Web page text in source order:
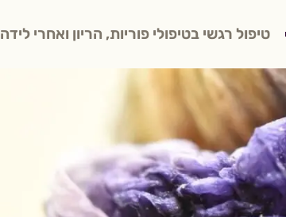
טיפול רגשי בטיפולי פוריות, הריון ואחרי לידה